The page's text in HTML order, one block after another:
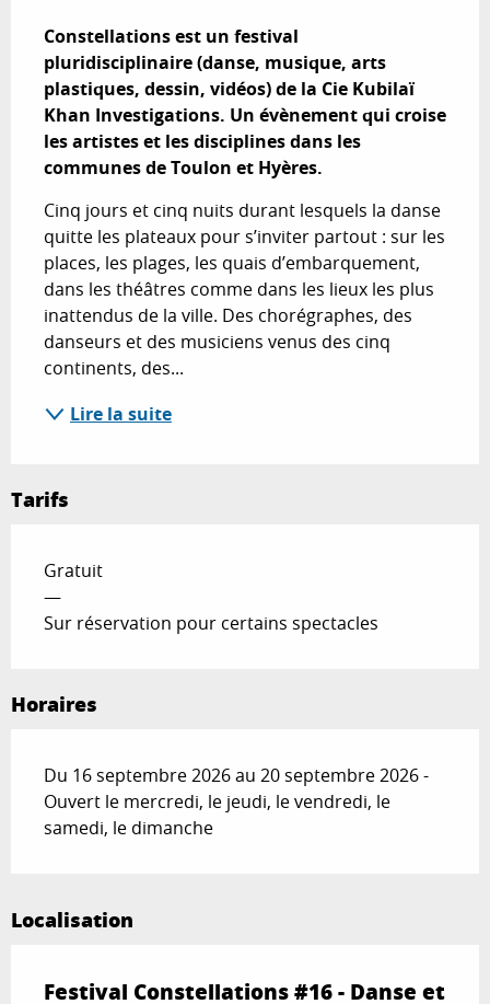
Constellations est un festival
pluridisciplinaire (danse, musique, arts
plastiques, dessin, vidéos) de la Cie Kubilaï
Khan Investigations. Un évènement qui croise
les artistes et les disciplines dans les
communes de Toulon et Hyères.
Cinq jours et cinq nuits durant lesquels la danse
quitte les plateaux pour s’inviter partout : sur les
places, les plages, les quais d’embarquement,
dans les théâtres comme dans les lieux les plus
inattendus de la ville. Des chorégraphes, des
danseurs et des musiciens venus des cinq
continents, des...
Lire la suite
Tarifs
Gratuit
—
Sur réservation pour certains spectacles
Horaires
Du 16 septembre 2026 au 20 septembre 2026 -
Ouvert le mercredi, le jeudi, le vendredi, le
samedi, le dimanche
Localisation
Festival Constellations #16 - Danse et